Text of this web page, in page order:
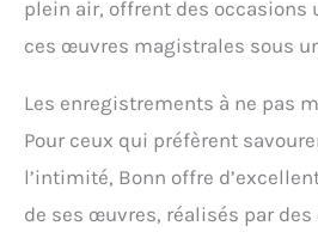
plein air, offrent des occasions
ces œuvres magistrales sous
Les enregistrements à ne pas
Pour ceux qui préfèrent
l’intimité, Bonn offre
de ses œuvres, réalisés par